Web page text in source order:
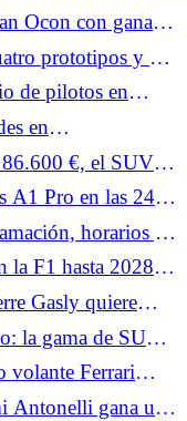
Ocon con ganas
prototipos y un
de Le Mans.
de pilotos en
en
86.600 €, el SUV
A1 Pro en las 24
Active Shifter.
horarios y
¿Kimi
la F1 hasta 2028:
Gasly quiere
la gama de SUV
volante Ferrari
Antonelli gana una